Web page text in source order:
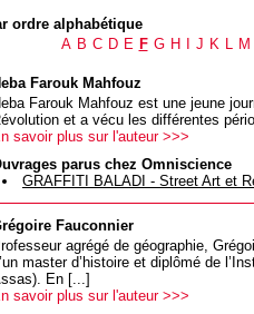
ordre alphabétique
A B C D E F G H J K L M
Farouk Mahfouz
Farouk Mahfouz est une jeune
et a vécu les différentes
savoir plus sur l'auteur >>>
parus chez Omniscience
GRAFFITI BALADI - Street Art et
Fauconnier
agrégé de géographie,
master d’histoire et diplômé de
En [...]
savoir plus sur l'auteur >>>